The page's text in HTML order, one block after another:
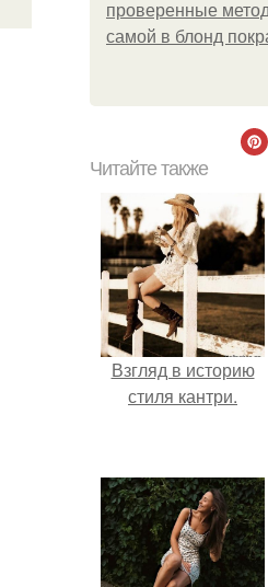
проверенные
самой в блонд
Читайте также
Взгляд в историю
стиля кантри.